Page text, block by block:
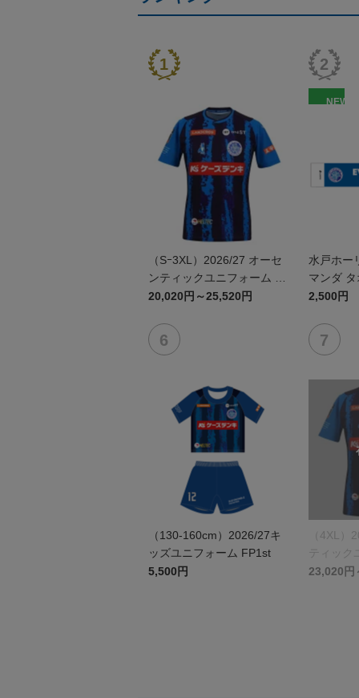
（Sｰ3XL）2026/27 オーセ
ンティックユニフォーム F
P 1st
20,020円～25,520円
NEW
水戸ホ
マンダ
2,500円
（130-160cm）2026/27キ
ッズユニフォーム FP1st
5,500円
（4XL）
ティック
st
23,020円